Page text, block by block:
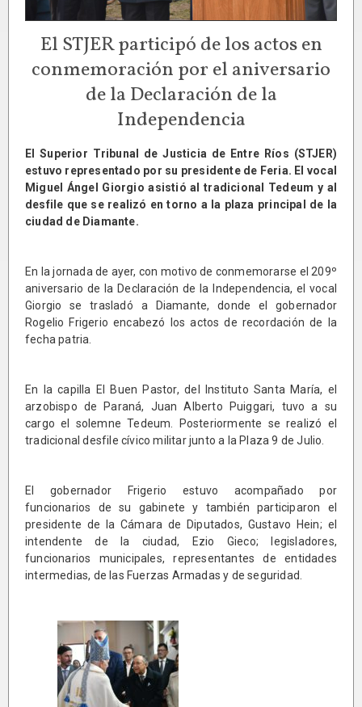
El STJER participó de los actos en
conmemoración por el aniversario
de la Declaración de la
Independencia
El Superior Tribunal de Justicia de Entre Ríos (STJER)
estuvo representado por su presidente de Feria. El vocal
Miguel Ángel Giorgio asistió al tradicional Tedeum y al
desfile que se realizó en torno a la plaza principal de la
ciudad de Diamante.
En la jornada de ayer, con motivo de conmemorarse el 209º
aniversario de la Declaración de la Independencia, el vocal
Giorgio se trasladó a Diamante, donde el gobernador
Rogelio Frigerio encabezó los actos de recordación de la
fecha patria.
En la capilla El Buen Pastor, del Instituto Santa María, el
arzobispo de Paraná, Juan Alberto Puiggari, tuvo a su
cargo el solemne Tedeum. Posteriormente se realizó el
tradicional desfile cívico militar junto a la Plaza 9 de Julio.
El gobernador Frigerio estuvo acompañado por
funcionarios de su gabinete y también participaron el
presidente de la Cámara de Diputados, Gustavo Hein; el
intendente de la ciudad, Ezio Gieco; legisladores,
funcionarios municipales, representantes de entidades
intermedias, de las Fuerzas Armadas y de seguridad.